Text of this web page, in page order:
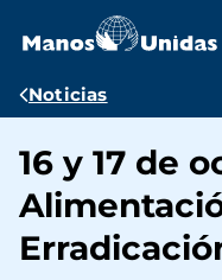
contenido
Ruta
navegación
Noticias
16 y 17 de